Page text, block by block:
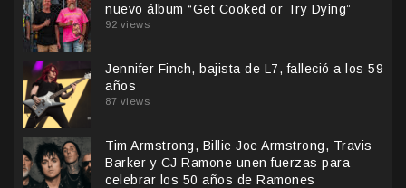
nuevo álbum “Get Cooked or Try Dying”
92 views
Jennifer Finch, bajista de L7, falleció a los 59
años
87 views
Tim Armstrong, Billie Joe Armstrong, Travis
Barker y CJ Ramone unen fuerzas para
celebrar los 50 años de Ramones